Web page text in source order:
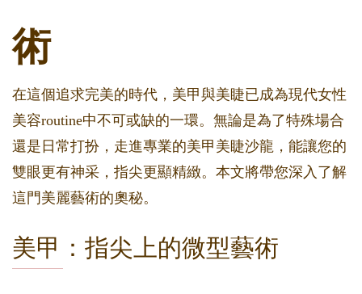
術
在這個追求完美的時代，美甲與美睫已成為現代女性
美容routine中不可或缺的一環。無論是為了特殊場合
還是日常打扮，走進專業的美甲美睫沙龍，能讓您的
雙眼更有神采，指尖更顯精緻。本文將帶您深入了解
這門美麗藝術的奧秘。
美甲：指尖上的微型藝術